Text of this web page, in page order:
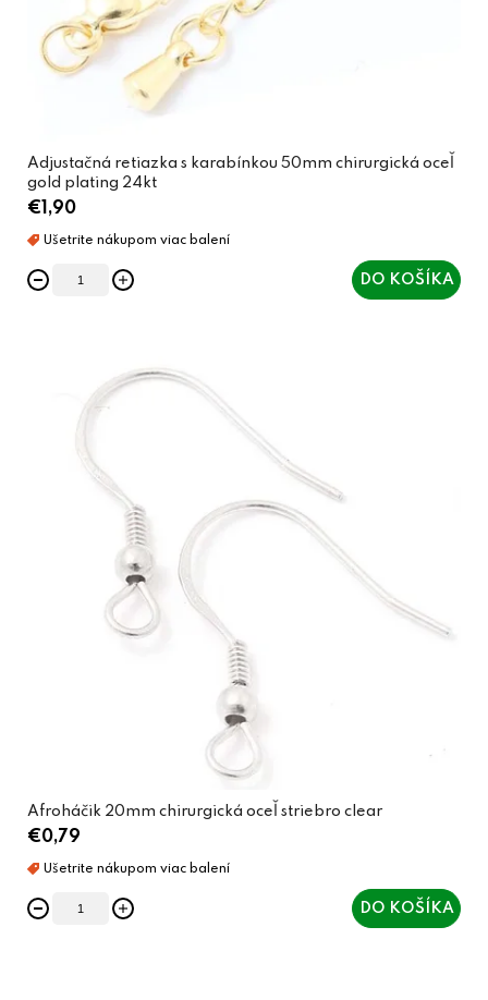
Adjustačná retiazka s karabínkou 50mm chirurgická oceľ
gold plating 24kt
€1,90
DO KOŠÍKA
Afroháčik 20mm chirurgická oceľ striebro clear
€0,79
DO KOŠÍKA